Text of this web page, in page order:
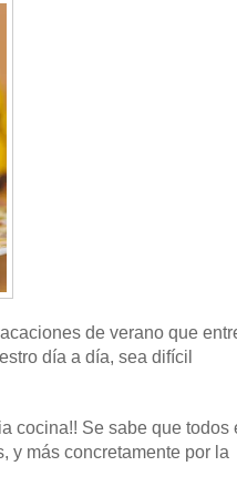
de verano que
día a día, sea difícil
cocina!! Se sabe que todos
y más concretamente por la